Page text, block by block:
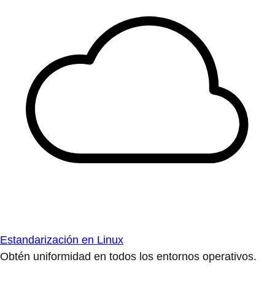
Estandarización en Linux
Obtén uniformidad en todos los entornos operativos.